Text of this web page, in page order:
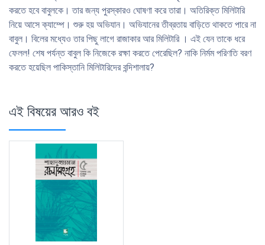
করতে হবে বাবুলকে। তার জন্য পুরস্কারও ঘােষণা করে তারা। অতিরিক্ত মিলিটারি
নিয়ে আসে ক্যাম্পে। শুরু হয় অভিযান। অভিযানের তীব্রতায় বাড়িতে থাকতে পারে না
বাবুল। বিলের মধ্যেও তার পিছু লাগে রাজাকার আর মিলিটারি । এই যেন তাকে ধরে
ফেলল! শেষ পর্যন্ত বাবুল কি নিজেকে রক্ষা করতে পেরেছিল? নাকি নির্মম পরিণতি বরণ
করতে হয়েছিল পাকিস্তানি মিলিটারিদের বন্দিশালায়?
এই বিষয়ের আরও বই